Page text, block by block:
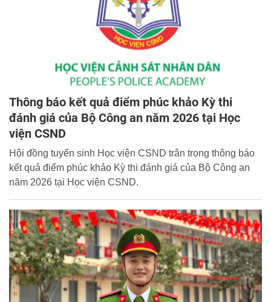
Thông báo kết quả điểm phúc khảo Kỳ thi
đánh giá của Bộ Công an năm 2026 tại Học
viện CSND
Hội đồng tuyển sinh Học viện CSND trân trọng thông báo
kết quả điểm phúc khảo Kỳ thi đánh giá của Bộ Công an
năm 2026 tại Học viện CSND.